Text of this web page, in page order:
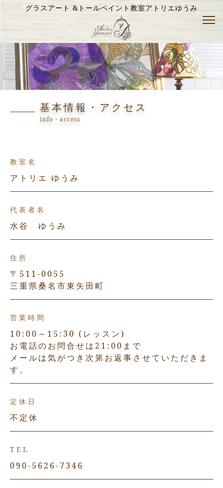
グラスアート &トールペイント教室アトリエゆうみ
基本情報・アクセス
info・access
教室名
アトリエ ゆうみ
代表者名
水谷 ゆうみ
住所
〒511-0055
三重県桑名市東矢田町
営業時間
10:00～15:30 (レッスン)
お電話のお問合せは21:00まで
メールは気がつき次第お返事させていただきま
す。
定休日
不定休
TEL
090-5626-7346